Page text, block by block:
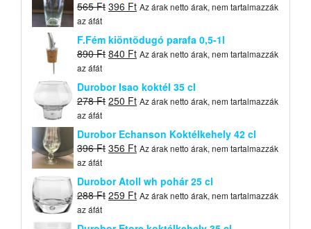
565Ft Original
was:
565 Ft.
396 FtCurrent
is:
396 Ft.
Az árak netto árak, nem tartalmazzák
az áfát
F.Fém kiöntõdugó parafa 0,5-1l
890Ft Original
was:
890 Ft.
840 FtCurrent
is:
840 Ft.
Az árak netto árak, nem tartalmazzák
az áfát
Durobor Isao koktél 35 cl
278Ft Original
was:
278 Ft.
250 FtCurrent
250 Ft.
Az árak netto árak, nem tartalmazzák
az áfát
Durobor Echanson Koktélkehely 42 cl
396Ft Original
was:
396 Ft.
356 FtCurrent
is:
356 Ft.
Az árak netto árak, nem tartalmazzák
az áfát
Durobor Atoll wh pohár 25 cl
288Ft Original
was:
259 FtCurrent
Az árak netto árak, nem tartalmazzák
az áfát